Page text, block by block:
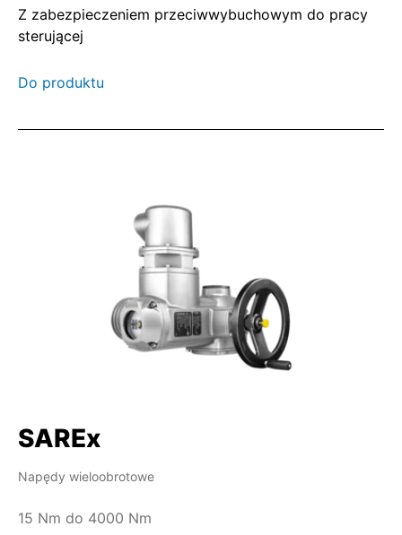
Z zabezpieczeniem przeciwwybuchowym do pracy
sterującej
Do produktu
SAREx
Napędy wieloobrotowe
15 Nm do 4000 Nm